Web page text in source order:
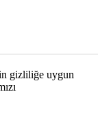
gizliliğe uygun